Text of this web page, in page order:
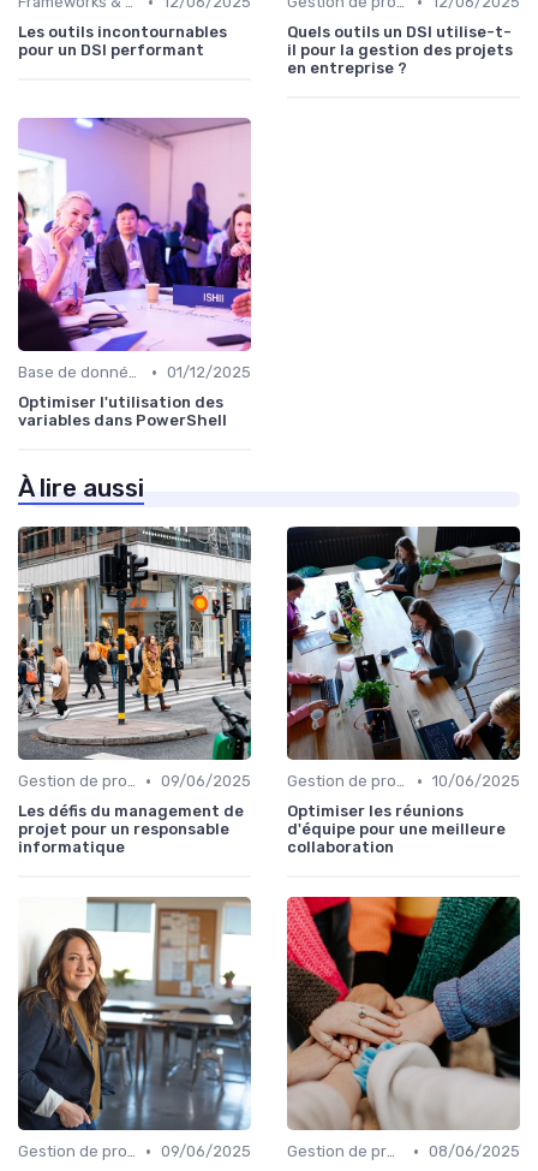
Les outils incontournables
pour un DSI performant
Quels outils un DSI utilise-t-
il pour la gestion des projets
en entreprise ?
Base de données • 01/12/2025
Optimiser l'utilisation des
variables dans PowerShell
À lire aussi
Gestion de projets • 09/06/2025
Les défis du management de
projet pour un responsable
informatique
Gestion de projets • 10/06/2025
Optimiser les réunions
d'équipe pour une meilleure
collaboration
Gestion de projets • 09/06/2025
Gestion de projets • 08/06/2025